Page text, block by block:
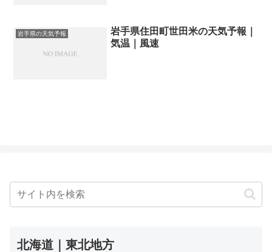
岩手県の天気予報
岩手県住田町世田米の天気予報｜
気温｜風速
北海道｜東北地方